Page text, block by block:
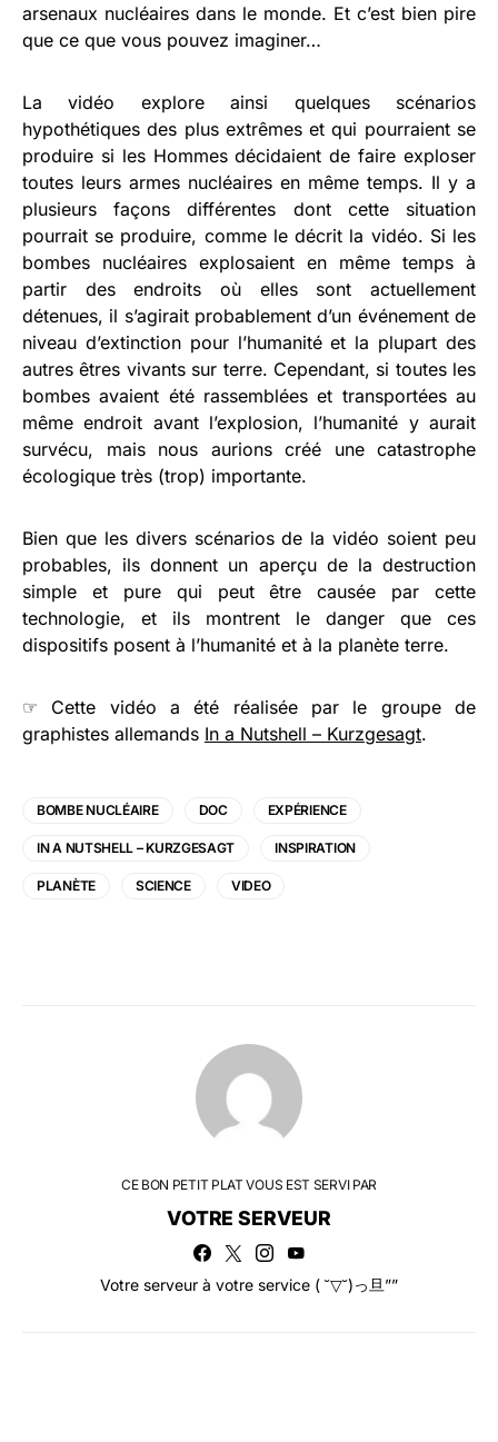
arsenaux nucléaires dans le monde. Et c’est bien pire
que ce que vous pouvez imaginer…
La vidéo explore ainsi quelques scénarios
hypothétiques des plus extrêmes et qui pourraient se
produire si les Hommes décidaient de faire exploser
toutes leurs armes nucléaires en même temps. Il y a
plusieurs façons différentes dont cette situation
pourrait se produire, comme le décrit la vidéo. Si les
bombes nucléaires explosaient en même temps à
partir des endroits où elles sont actuellement
détenues, il s’agirait probablement d’un événement de
niveau d’extinction pour l’humanité et la plupart des
autres êtres vivants sur terre. Cependant, si toutes les
bombes avaient été rassemblées et transportées au
même endroit avant l’explosion, l’humanité y aurait
survécu, mais nous aurions créé une catastrophe
écologique très (trop) importante.
Bien que les divers scénarios de la vidéo soient peu
probables, ils donnent un aperçu de la destruction
simple et pure qui peut être causée par cette
technologie, et ils montrent le danger que ces
dispositifs posent à l’humanité et à la planète terre.
☞ Cette vidéo a été réalisée par le groupe de
graphistes allemands In a Nutshell – Kurzgesagt.
BOMBE NUCLÉAIRE DOC EXPÉRIENCE
IN A NUTSHELL – KURZGESAGT INSPIRATION
PLANÈTE SCIENCE VIDEO
CE BON PETIT PLAT VOUS EST SERVI PAR
VOTRE SERVEUR
Votre serveur à votre service ( ˘▽˘)っ旦””